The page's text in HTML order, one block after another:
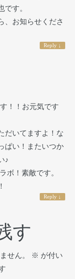
です。
、お知らせくださ
Reply ↓
！！お元気です
だいてますよ！な
ぱい！またいつか
♪
ボ！素敵です。
Reply ↓
す
せん。 ※ が付い